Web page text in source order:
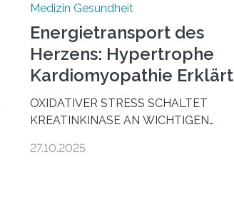
Medizin Gesundheit
Energietransport des
Herzens: Hypertrophe
Kardiomyopathie Erklärt
OXIDATIVER STRESS SCHALTET
KREATINKINASE AN WICHTIGEN
AUS DEM ENERGIEGLEICHGEWICHT
27.10.2025